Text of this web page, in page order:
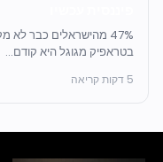
47% מהישראלים כבר
בטראפיק מגוגל היא קודם...
5 דקות קריאה